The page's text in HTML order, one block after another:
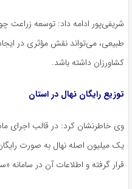
شریفی‌پور ادامه داد: توسعه
طبیعی، می‌تواند نقش مؤثری در
کشاورزان داشته باشد.
توزیع رایگان نهال در استان
یک میلیون اصله نهال به صورت
قرار گرفته و اطلاعات آن در